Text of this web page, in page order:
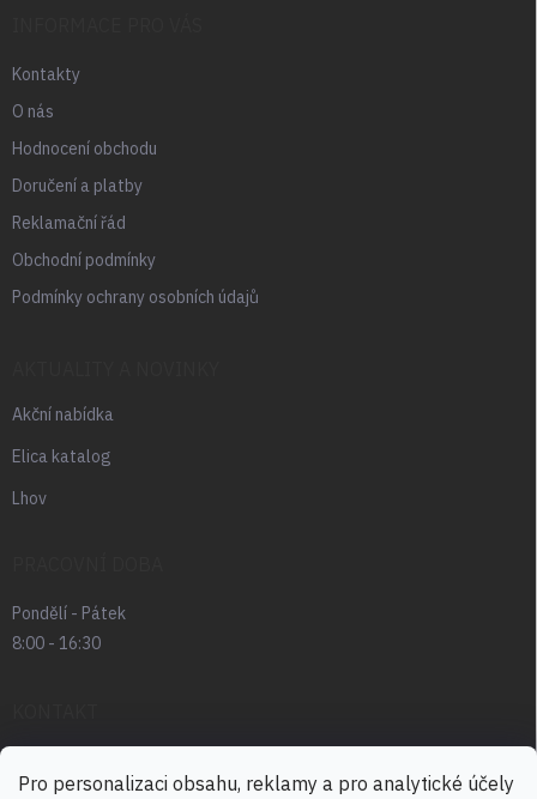
Pro personalizaci obsahu, reklamy a pro analytické účely
Kontakty
O nás
Hodnocení obchodu
Doručení a platby
Reklamační řád
Obchodní podmínky
Podmínky ochrany osobních údajů
Akční nabídka
Elica katalog
Lhov
Pondělí - Pátek
8:00 - 16:30